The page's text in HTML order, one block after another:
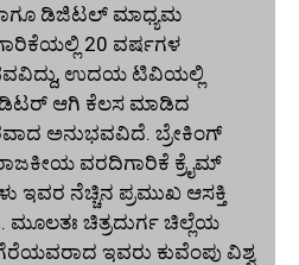
ಹಾಗೂ ಡಿಜಿಟಲ್ ಮಾಧ್ಯಮ
20 ವರ್ಷಗಳ
ಉದಯ ಟಿವಿಯಲ್ಲಿ
ಆಗಿ ಕೆಲಸ ಮಾಡಿದ
ಅನುಭವವಿದೆ. ಬ್ರೇಕಿಂಗ್‌
ರಾಜಕೀಯ ವರದಿಗಾರಿಕೆ ಕ್ರೈಮ್‌
ಇವರ ನೆಚ್ಚಿನ ಪ್ರಮುಖ ಆಸಕ್ತಿ
ಮೂಲತಃ ಚಿತ್ರದುರ್ಗ ಚಿಲ್ಲೆಯ
ಇವರು ಕುವೆಂಪು ವಿಶ್ವ